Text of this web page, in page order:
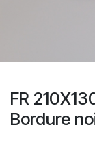
FR
Bordure